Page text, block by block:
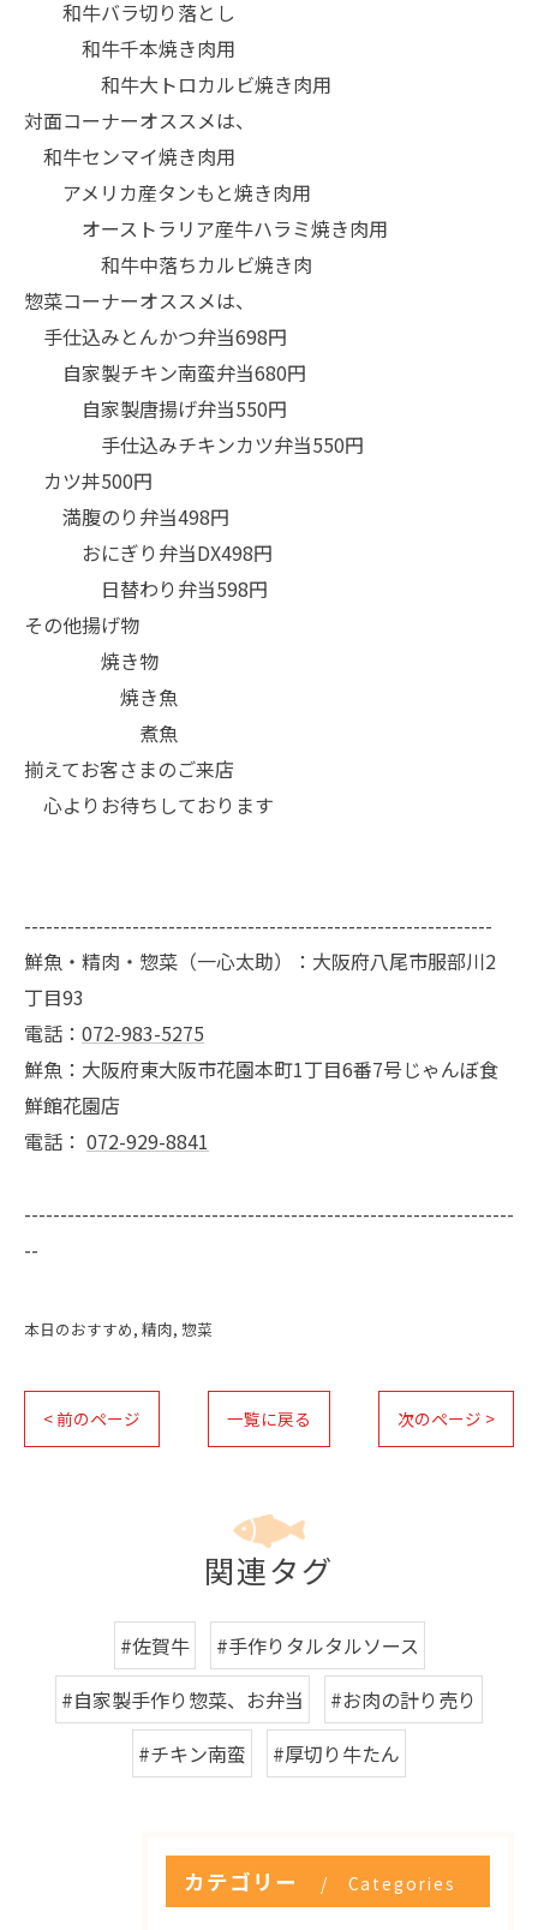
和牛バラ切り落とし
和牛千本焼き肉用
和牛大トロカルビ焼き肉用
対面コーナーオススメは、
和牛センマイ焼き肉用
アメリカ産タンもと焼き肉用
オーストラリア産牛ハラミ焼き肉用
和牛中落ちカルビ焼き肉
惣菜コーナーオススメは、
手仕込みとんかつ弁当698円
自家製チキン南蛮弁当680円
自家製唐揚げ弁当550円
手仕込みチキンカツ弁当550円
カツ丼500円
満腹のり弁当498円
おにぎり弁当DX498円
日替わり弁当598円
その他揚げ物
焼き物
焼き魚
煮魚
揃えてお客さまのご来店
心よりお待ちしております
-----------------------------------------------------------------
鮮魚・精肉・惣菜（一心太助）：大阪府八尾市服部川2
丁目93
電話： 072-983-5275
鮮魚：大阪府東大阪市花園本町1丁目6番7号じゃんぼ食
鮮館花園店
電話： 072-929-8841
--------------------------------------------------------------------
--
本日のおすすめ 精肉 惣菜
< 前のページ 一覧に戻る 次のページ >
関連タグ
#佐賀牛
#手作りタルタルソース
#自家製手作り惣菜、お弁当
#お肉の計り売り
#チキン南蛮
#厚切り牛たん
カテゴリー Categories